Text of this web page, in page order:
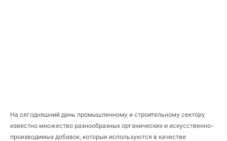
На сегодняшний день промышленному и строительному сектору
известно множество разнообразных органических и искусственно-
производимых добавок, которые используются в качестве